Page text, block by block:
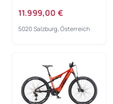
11.999,00 €
5020 Salzburg, Österreich